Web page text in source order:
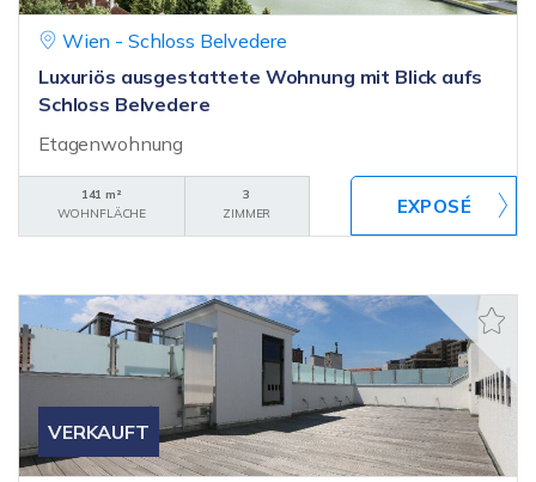
Wien - Schloss Belvedere
Luxuriös ausgestattete Wohnung mit Blick aufs
Schloss Belvedere
Etagenwohnung
141 m²
WOHNFLÄCHE
3
ZIMMER
VERKAUFT